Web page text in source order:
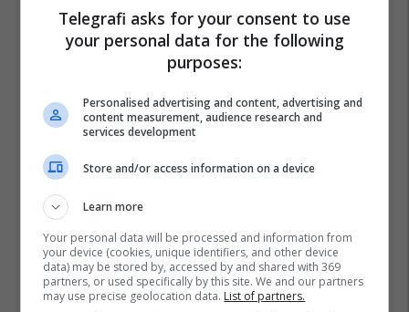
Energjia Elektrike
Telegrafi asks for your consent to use
your personal data for the following
purposes:
Personalised advertising and content, advertising and
content measurement, audience research and
services development
Store and/or access information on a device
Learn more
Your personal data will be processed and information from
your device (cookies, unique identifiers, and other device
data) may be stored by, accessed by and shared with 369
partners, or used specifically by this site. We and our partners
may use precise geolocation data. List of partners.